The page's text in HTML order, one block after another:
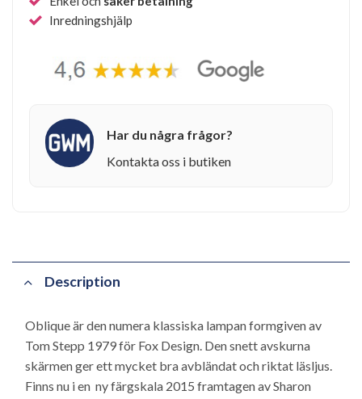
Inredningshjälp
Har du några frågor?
Kontakta oss i butiken
Description
Oblique är den numera klassiska lampan formgiven av
Tom Stepp 1979 för Fox Design. Den snett avskurna
skärmen ger ett mycket bra avbländat och riktat läsljus.
Finns nu i en ny färgskala 2015 framtagen av Sharon